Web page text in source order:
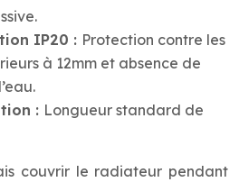
IP20 : Protection contre les
à 12mm et absence de
: Longueur standard de
couvrir le radiateur pendant